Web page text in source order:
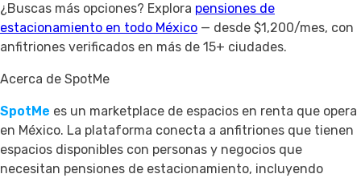
¿Buscas más opciones? Explora pensiones de
estacionamiento en todo México — desde $1,200/mes, con
anfitriones verificados en más de 15+ ciudades.
Acerca de SpotMe
SpotMe es un marketplace de espacios en renta que opera
en México. La plataforma conecta a anfitriones que tienen
espacios disponibles con personas y negocios que
necesitan pensiones de estacionamiento, incluyendo